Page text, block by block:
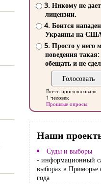
3. Никому не
лицензии.
4. Боится
Украины на
5. Просто у него
поведения такая:
обещать и не
Всего проголосовало
1 человек
Прошлые опросы
Наши
Суды и выборы
- информационный
выборах в Приморье
года